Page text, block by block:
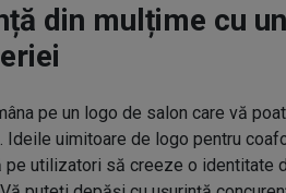
din mulțime cu
pe un logo de salon care vă
Ideile uimitoare de logo pentru
pe utilizatori să creeze o identitate